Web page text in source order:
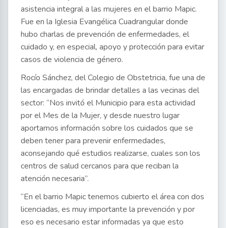
asistencia integral a las mujeres en el barrio Mapic.
Fue en la Iglesia Evangélica Cuadrangular donde
hubo charlas de prevención de enfermedades, el
cuidado y, en especial, apoyo y protección para evitar
casos de violencia de género.
Rocío Sánchez, del Colegio de Obstetricia, fue una de
las encargadas de brindar detalles a las vecinas del
sector: “Nos invitó el Municipio para esta actividad
por el Mes de la Mujer, y desde nuestro lugar
aportamos información sobre los cuidados que se
deben tener para prevenir enfermedades,
aconsejando qué estudios realizarse, cuales son los
centros de salud cercanos para que reciban la
atención necesaria”.
“En el barrio Mapic tenemos cubierto el área con dos
licenciadas, es muy importante la prevención y por
eso es necesario estar informadas ya que esto